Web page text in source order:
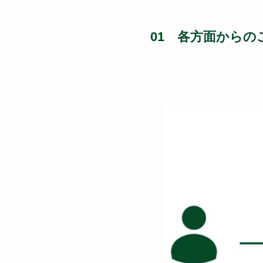
01 各方面からの